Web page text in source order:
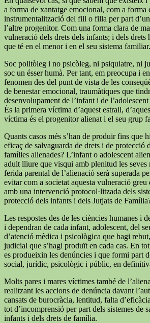
a forma de xantatge emocional, com a forma
instrumentalització del fill o filla per part
l’altre progenitor. Com una forma clara de
vulneració dels drets dels infants; i dels drets
que té en el menor i en el seu sistema familiar.
Soc politòleg i no psicòleg, ni psiquiatre, ni
soc un ésser humà. Per tant, em preocupa i
fenomen des del punt de vista de les
de benestar emocional, traumàtiques que
desenvolupament de l’infant i de
És la primera víctima d’aquest estrall,
víctima és el progenitor alienat i el seu grup
Quants casos més s’han de produir fins que
eficaç de salvaguarda de drets i de protecció
famílies alienades? L’infant o adolescent
adult lliure que visqui amb plenitud les seves
ferida parental de l’alienació serà superada
evitar com a societat aquesta vulneració greu
amb una intervenció protocol·litzada dels
protecció dels infants i dels Jutjats de
Les respostes des de les ciències humanes i
i dependran de cada infant, adolescent, del
d’atenció mèdica i psicològica que hagi
judicial que s’hagi produït en cada cas. En
es produeixin les denúncies i que formi part
social, jurídic, psicològic i públic, en
Molts pares i mares víctimes també de
realitzant les accions de denúncia davant
cansats de burocràcia, lentitud, falta
tot d’incomprensió per part dels sistemes de
infants i dels drets de família.